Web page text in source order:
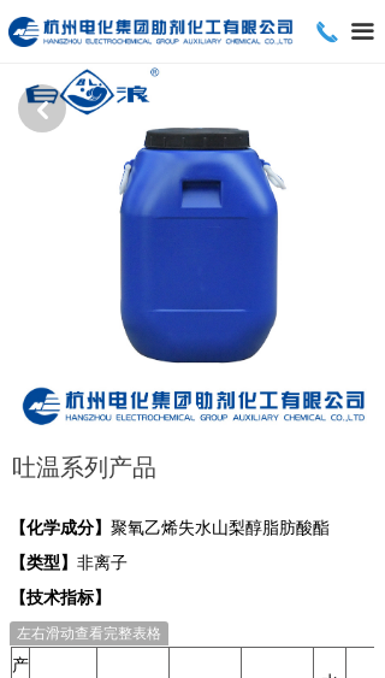
끀
끅
낒
吐温系列产品
【化学成分】 聚氧乙烯失水山梨醇脂肪酸酯
【类型】 非离子
【技术指标】
左右滑动查看完整表格
产